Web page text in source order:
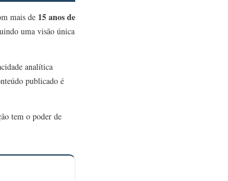
mais de 15 anos de
uma visão única
analítica
publicado é
tem o poder de